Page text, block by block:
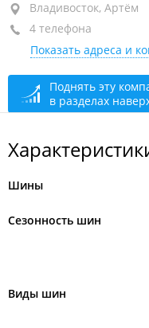
район "Эгершельд",
2-й этаж, оф. 201
+7 914 722-13-45
сегодня закрыто
Владивосток, Артём
4 телефона
Показать адреса и
Поднять эту
в разделах
Шины
Сезонность шин
Виды шин